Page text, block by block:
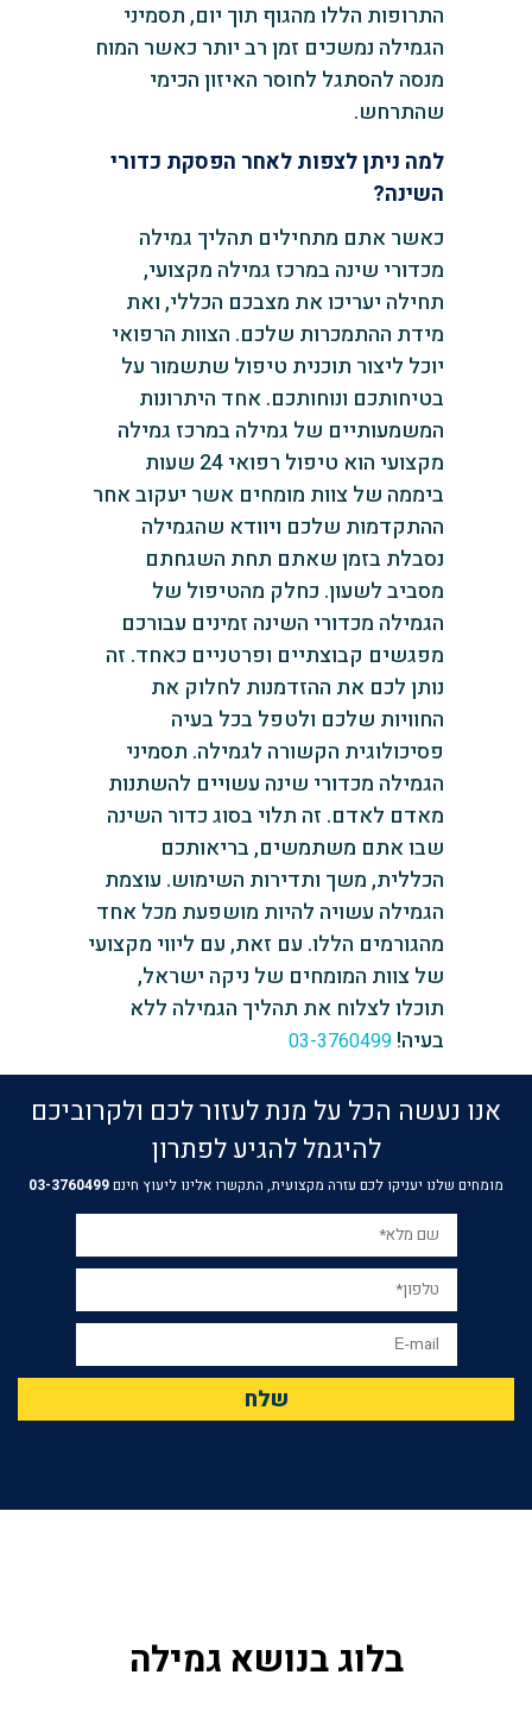
התרופות הללו מהגוף תוך יום, תסמיני
הגמילה נמשכים זמן רב יותר כאשר המוח
מנסה להסתגל לחוסר האיזון הכימי
שהתרחש.
למה ניתן לצפות לאחר הפסקת כדורי
השינה?
כאשר אתם מתחילים תהליך גמילה
מכדורי שינה במרכז גמילה מקצועי,
תחילה יעריכו את מצבכם הכללי, ואת
מידת ההתמכרות שלכם. הצוות הרפואי
יוכל ליצור תוכנית טיפול שתשמור על
בטיחותכם ונוחותכם. אחד היתרונות
המשמעותיים של גמילה במרכז גמילה
מקצועי הוא טיפול רפואי 24 שעות
ביממה של צוות מומחים אשר יעקוב אחר
ההתקדמות שלכם ויוודא שהגמילה
נסבלת בזמן שאתם תחת השגחתם
מסביב לשעון. כחלק מהטיפול של
הגמילה מכדורי השינה זמינים עבורכם
מפגשים קבוצתיים ופרטניים כאחד. זה
נותן לכם את ההזדמנות לחלוק את
החוויות שלכם ולטפל בכל בעיה
פסיכולוגית הקשורה לגמילה. תסמיני
הגמילה מכדורי שינה עשויים להשתנות
מאדם לאדם. זה תלוי בסוג כדור השינה
שבו אתם משתמשים, בריאותכם
הכללית, משך ותדירות השימוש. עוצמת
הגמילה עשויה להיות מושפעת מכל אחד
מהגורמים הללו. עם זאת, עם ליווי מקצועי
של צוות המומחים של ניקה ישראל,
תוכלו לצלוח את תהליך הגמילה ללא
בעיה! 03-3760499
אנו נעשה הכל על מנת לעזור לכם ולקרוביכם
להיגמל להגיע לפתרון
מומחים שלנו יעניקו לכם עזרה מקצועית, התקשרו אלינו ליעוץ חינם03-3760499
בלוג בנושא גמילה